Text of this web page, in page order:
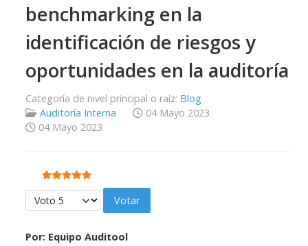
benchmarking en la
identificación de riesgos y
oportunidades en la auditoría
Categoría de nivel principal o raíz: Blog
Auditoría Interna
04 Mayo 2023
04 Mayo 2023
Ratio:5/5
Por favor, vote
Por: Equipo Auditool